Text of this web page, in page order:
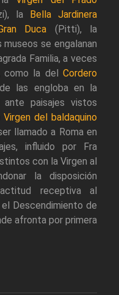
la
Bella Jardinera
Duca (Pitti), la
museos se engalanan
Familia, a veces
como la del Cordero
las engloba en la
ante paisajes vistos
Virgen del baldaquino
llamado a Roma en
influido por Fra
con la Virgen al
la disposición
receptiva al
Descendimiento de
afronta por primera